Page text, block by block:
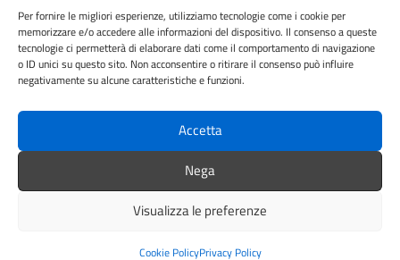
Per fornire le migliori esperienze, utilizziamo tecnologie come i cookie per
memorizzare e/o accedere alle informazioni del dispositivo. Il consenso a queste
tecnologie ci permetterà di elaborare dati come il comportamento di navigazione
o ID unici su questo sito. Non acconsentire o ritirare il consenso può influire
negativamente su alcune caratteristiche e funzioni.
Accetta
Nega
Visualizza le preferenze
Cookie PolicyPrivacy Policy
Albo Pretorio
Cookie Policy
Informativa privacy
Dichiarazione di accessibilità
SEGUICI SU
Facebook Instagram YouTube
Credits